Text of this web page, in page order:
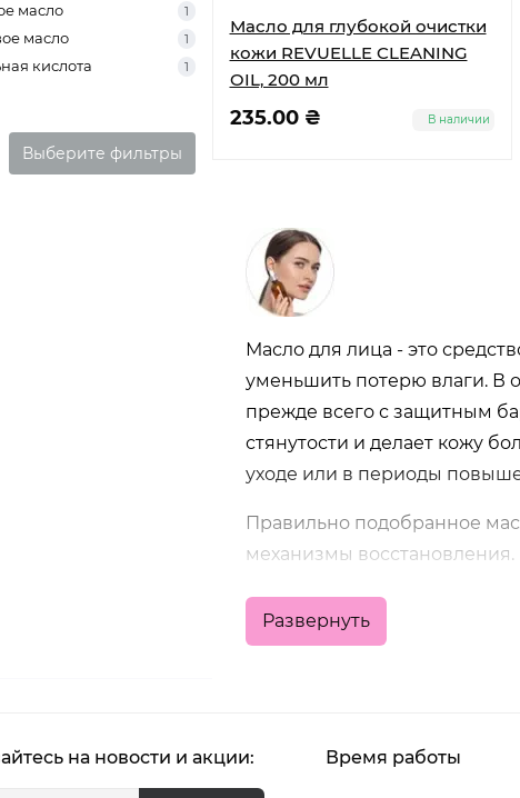
масло 1
масло 1
кислота 1
Выберите фильтры
Масло для глубокой очистки
кожи REVUELLE CLEANING
OIL, 200 мл
235.00 ₴ В наличии
Масло для лица - это
уменьшить потерю влаги. В
прежде всего с защитным
стянутости и делает кожу
уходе или в периоды
Правильно подобранное
механизмы восстановления.
Кому подходит
• чувство стянутости после
Развернуть
на новости и акции: Время работы